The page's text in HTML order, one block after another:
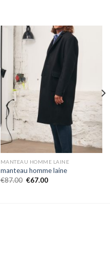
MANTEAU HOMME LAINE
manteau homme laine
€87.00 €67.00